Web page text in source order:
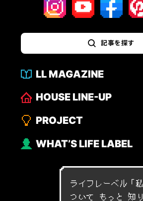
記事を探す
LL MAGAZINE
HOUSE LINE-UP
PROJECT
WHAT’S LIFE LABEL
ライフレーベル「私
つ いて も っ と 知 り